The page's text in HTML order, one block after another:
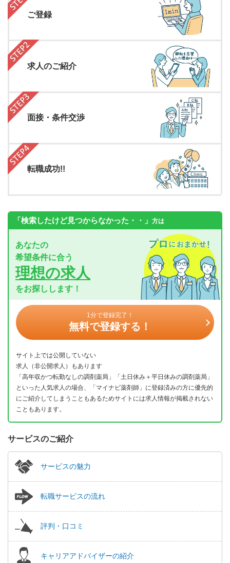
ご登録
求人のご紹介
面接・条件交渉
転職成功!!
「検索したけど見つからなかった・・」 方は
あなたの
希望条件に合う
理想の求人
をお探しします！
1分で登録完了！
無料で登録する！
サイト上では公開していない
求人（非公開求人）もあります
「高年収かつ転勤なしの調剤薬局」「土日休み＋平日休みの調剤薬局」
といった人気求人の場合、「マイナビ薬剤師」に登録済みの方に優先的
にご紹介してしまうこともあるためサイトには求人情報が掲載されない
こともあります。
サービスのご紹介
サービスの魅力
転職サービスの流れ
評判・口コミ
キャリアアドバイザーの紹介